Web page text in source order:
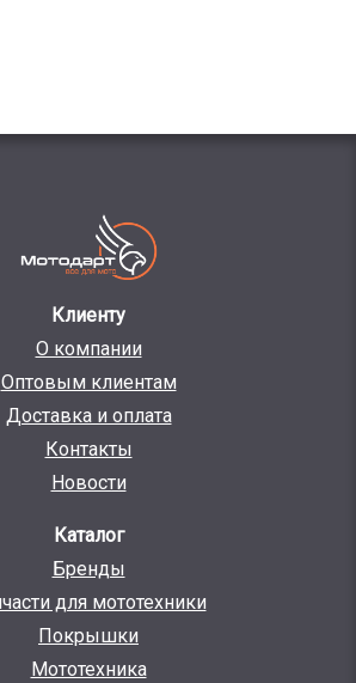
Клиенту
О компании
Оптовым клиентам
Доставка и оплата
Контакты
Новости
Каталог
Бренды
для мототехники
Покрышки
Мототехника